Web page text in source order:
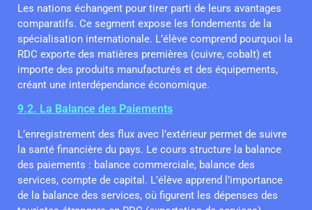
Les nations échangent pour tirer parti de leurs avantages
comparatifs. Ce segment expose les fondements de la
spécialisation internationale. L’élève comprend pourquoi la
RDC exporte des matières premières (cuivre, cobalt) et
importe des produits manufacturés et des équipements,
créant une interdépendance économique.
9.2. La Balance des Paiements
L’enregistrement des flux avec l’extérieur permet de suivre
la santé financière du pays. Le cours structure la balance
des paiements : balance commerciale, balance des
services, compte de capital. L’élève apprend l’importance
de la balance des services, où figurent les dépenses des